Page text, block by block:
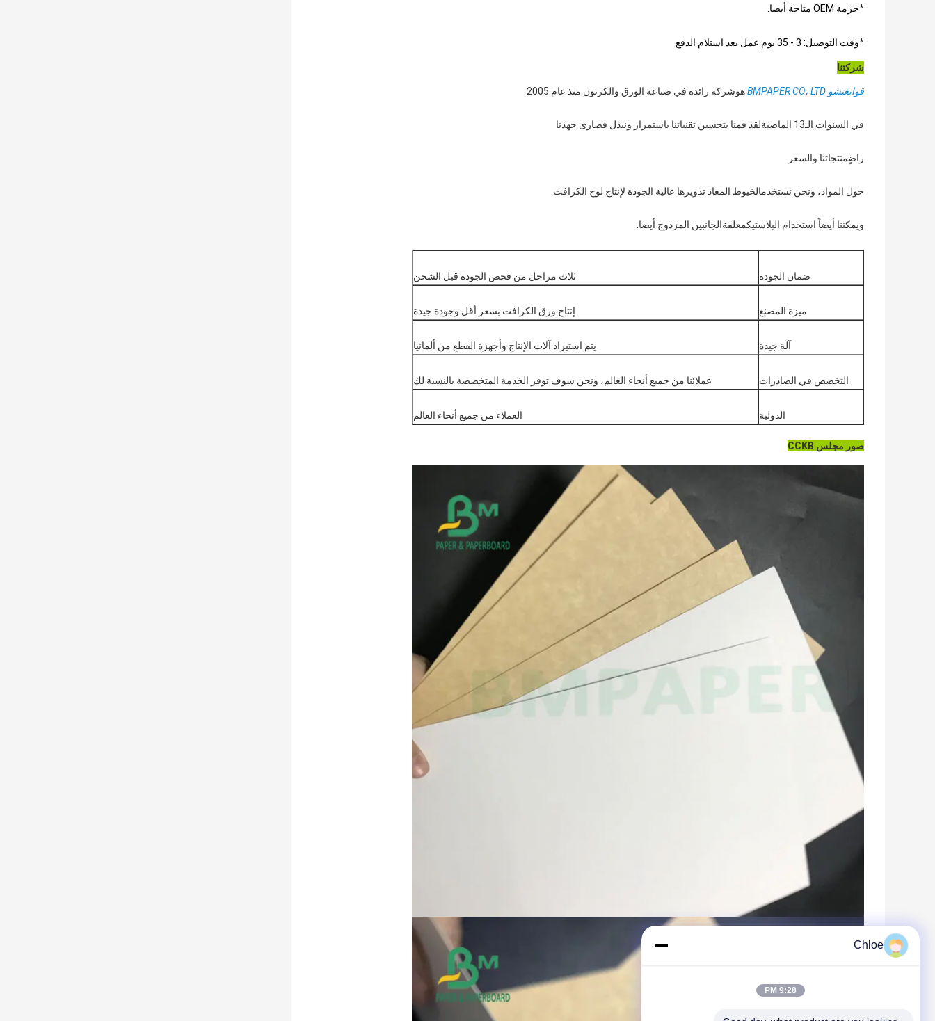
*حزمة OEM متاحة أيضا.
*وقت التوصيل: 3 - 35 يوم عمل بعد استلام الدفع
شركتنا
قوانغتشو BMPAPER CO، LTD هوشركة رائدة في صناعة الورق والكرتون منذ عام 2005
في السنوات الـ13 الماضية لقد قمنا بتحسين تقنياتنا باستمرار ونبذل قصارى جهدنا
راضٍمنتجاتنا والسعر
حول المواد، ونحن نستخدمالخيوط المعاد تدويرها عالية الجودة لإنتاج لوح الكرافت
ويمكننا أيضاً استخدام البلاستيكمغلفةالجانبين المزدوج أيضا.
ضمان الجودة ثلاث مراحل من فحص الجودة قبل الشحن
ميزة المصنع إنتاج ورق الكرافت بسعر أقل وجودة جيدة
آلة جيدة يتم استيراد آلات الإنتاج وأجهزة القطع من ألمانيا
التخصص في الصادرات عملائنا من جميع أنحاء العالم، ونحن سوف توفر الخدمة المتخصصة بالنسبة لك
الدولية العملاء من جميع أنحاء العالم
صور مجلس CCKB
Chloe
9:28 PM